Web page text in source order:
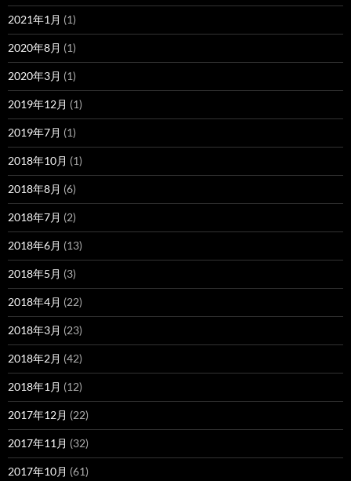
2021年1月 (1)
2020年8月 (1)
2020年3月 (1)
2019年12月 (1)
2019年7月 (1)
2018年10月 (1)
2018年8月 (6)
2018年7月 (2)
2018年6月 (13)
2018年5月 (3)
2018年4月 (22)
2018年3月 (23)
2018年2月 (42)
2018年1月 (12)
2017年12月 (22)
2017年11月 (32)
2017年10月 (61)